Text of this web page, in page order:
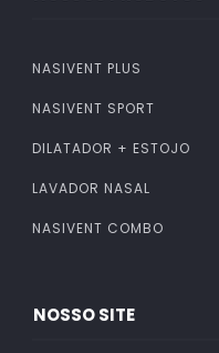
NASIVENT PLUS
NASIVENT SPORT
DILATADOR + ESTOJO
LAVADOR NASAL
NASIVENT COMBO
NOSSO SITE